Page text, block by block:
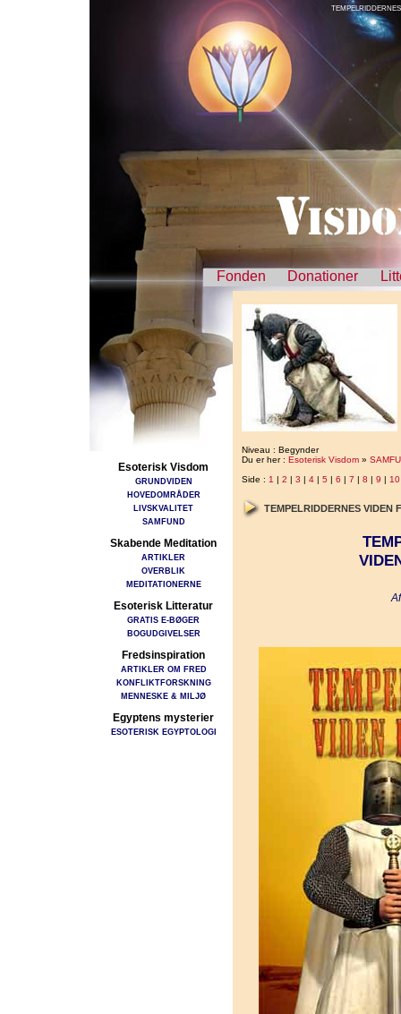
Fonden Donationer
Esoterisk Visdom
GRUNDVIDEN
HOVEDOMRÅDER
LIVSKVALITET
SAMFUND
Skabende Meditation
ARTIKLER
OVERBLIK
MEDITATIONERNE
Esoterisk Litteratur
GRATIS E-BØGER
BOGUDGIVELSER
Fredsinspiration
ARTIKLER OM FRED
KONFLIKTFORSKNING
MENNESKE & MILJØ
Egyptens mysterier
ESOTERISK EGYPTOLOGI
Niveau : Begynder
Du er her : Esoterisk Visdom »
Side : 1 | 2 | 3 | 4 | 5 | 6 | 7 | 8 | 9 | 10
TEMPELRIDDERNES VIDEN
Af